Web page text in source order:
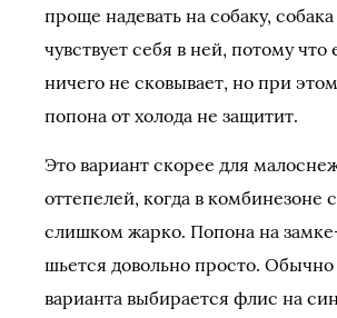
проще надевать на собаку,
чувствует себя в ней, потому
ничего не сковывает, но при
попона от холода не защитит.
Это вариант скорее для
оттепелей, когда в комбинезоне
слишком жарко. Попона на
шьется довольно просто.
варианта выбирается флис на